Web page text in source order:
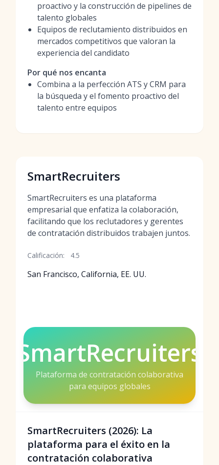
proactivo y la construcción de pipelines de
talento globales
Equipos de reclutamiento distribuidos en
mercados competitivos que valoran la
experiencia del candidato
Por qué nos encanta
Combina a la perfección ATS y CRM para
la búsqueda y el fomento proactivo del
talento entre equipos
SmartRecruiters
SmartRecruiters es una plataforma
empresarial que enfatiza la colaboración,
facilitando que los reclutadores y gerentes
de contratación distribuidos trabajen juntos.
Calificación: 4.5
San Francisco, California, EE. UU.
SmartRecruiters
Plataforma de contratación colaborativa
para equipos globales
SmartRecruiters (2026): La
plataforma para el éxito en la
contratación colaborativa